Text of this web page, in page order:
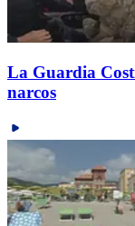
La Guardia
narcos